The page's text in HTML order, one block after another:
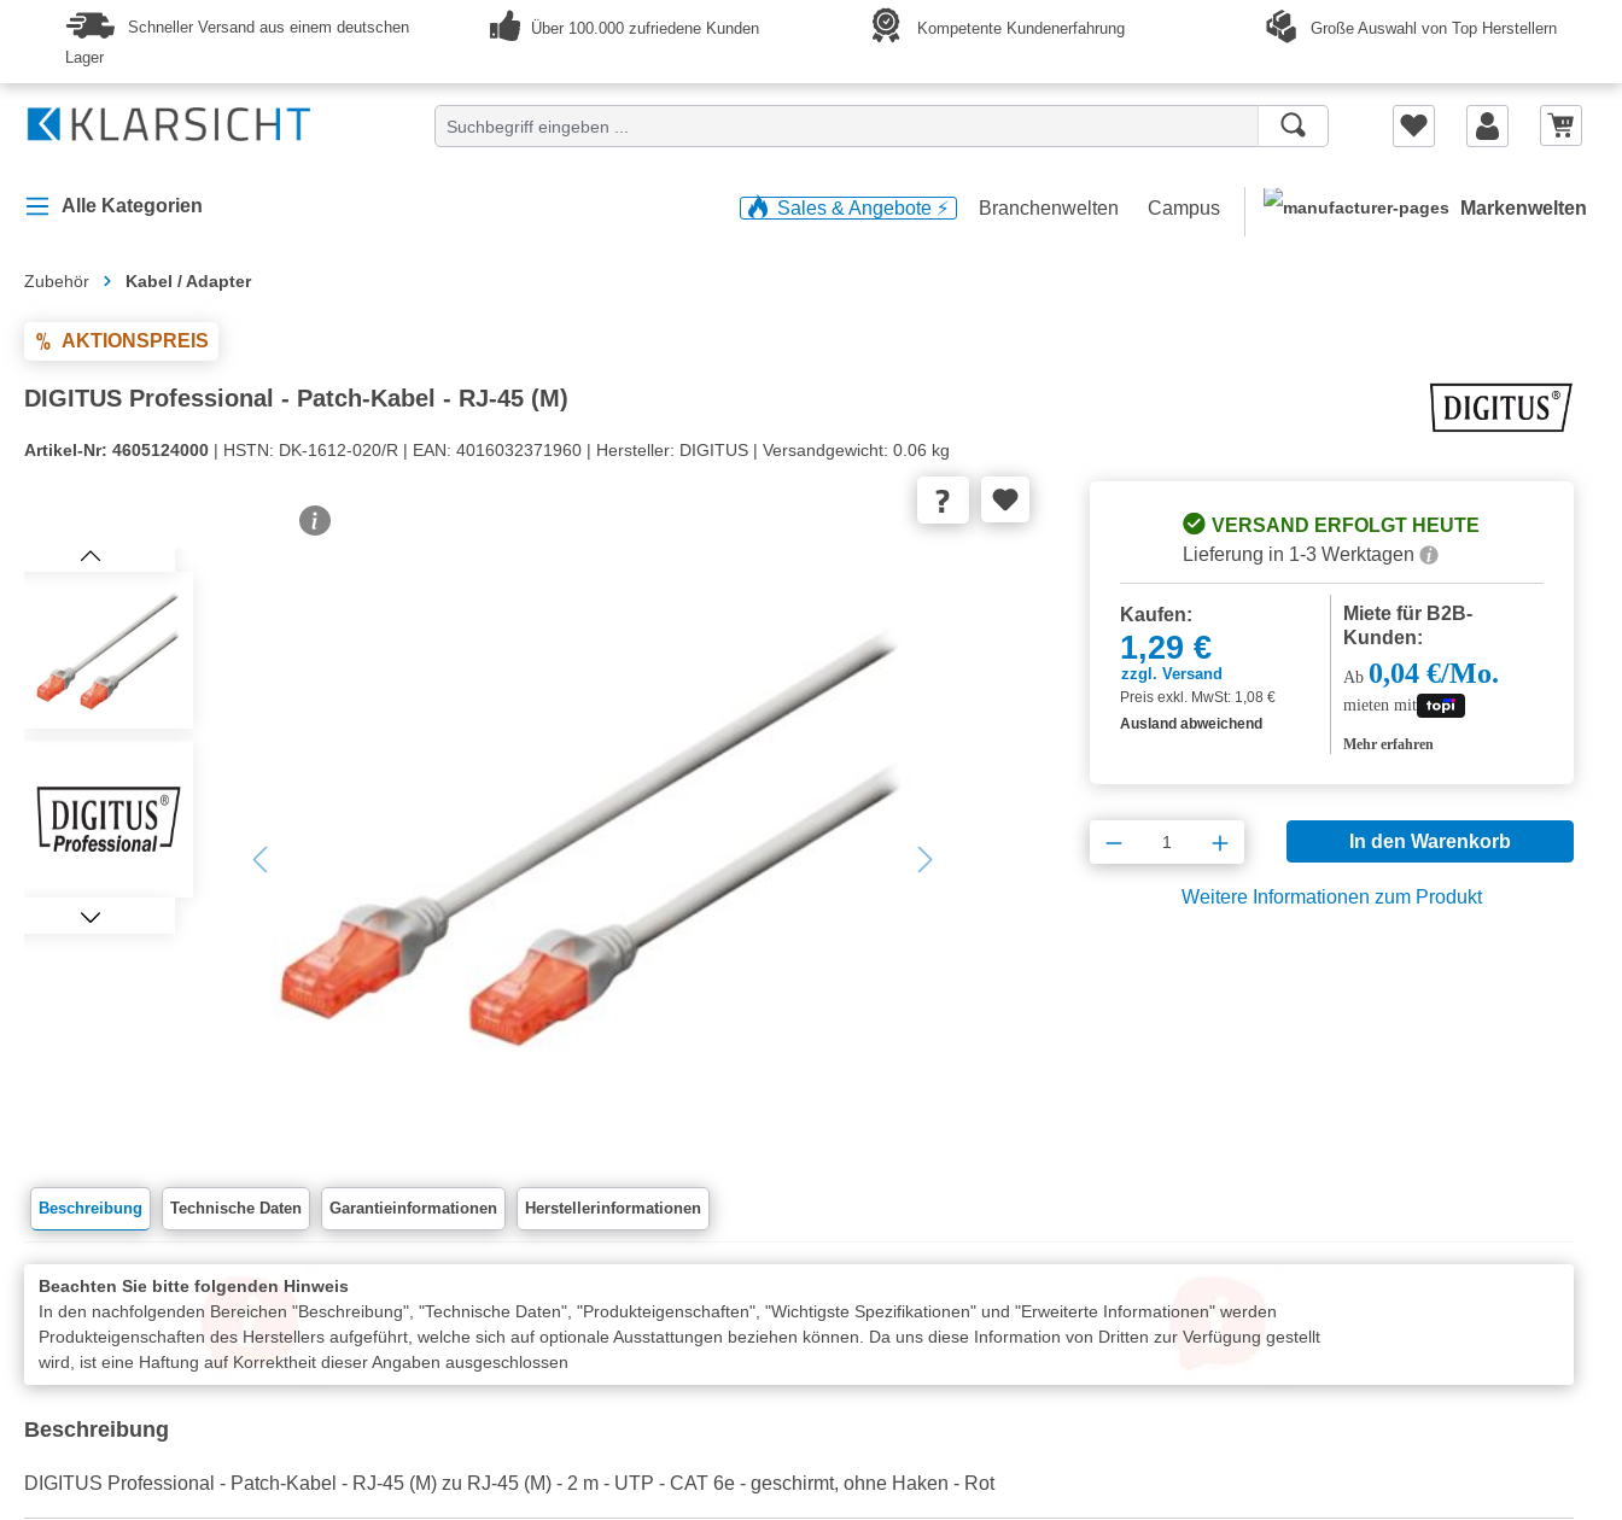
Zur Hauptnavigation springen
Schneller Versand aus einem deutschen
Lager
Über 100.000 zufriedene Kunden Kompetente Kundenerfahrung Große Auswahl von Top Herstellern
Alle Kategorien Sales & Angebote ⚡️ Branchenwelten Campus Markenwelten
Zubehör Kabel / Adapter
AKTIONSPREIS
DIGITUS Professional - Patch-Kabel - RJ-45 (M)
Artikel-Nr: 4605124000 | HSTN: DK-1612-020/R | EAN: 4016032371960 | Hersteller: DIGITUS | Versandgewicht: 0.06 kg
Bildergalerie überspringen
VERSAND ERFOLGT HEUTE
Lieferung in 1-3 Werktagen
Kaufen:
1,29 €
zzgl. Versand
Preis exkl. MwSt: 1,08 €
Ausland abweichend
Miete für B2B-
Kunden:
Ab 0,04 €/Mo.
mieten mit
Mehr erfahren
Produkt Anzahl: Gib den gewünschten
In den Warenkorb
Weitere Informationen zum Produkt
Beschreibung Technische Daten Garantieinformationen Herstellerinformationen
Beachten Sie bitte folgenden Hinweis
In den nachfolgenden Bereichen "Beschreibung", "Technische Daten", "Produkteigenschaften", "Wichtigste Spezifikationen" und "Erweiterte Informationen" werden
Produkteigenschaften des Herstellers aufgeführt, welche sich auf optionale Ausstattungen beziehen können. Da uns diese Information von Dritten zur Verfügung gestellt
wird, ist eine Haftung auf Korrektheit dieser Angaben ausgeschlossen
Beschreibung
DIGITUS Professional - Patch-Kabel - RJ-45 (M) zu RJ-45 (M) - 2 m - UTP - CAT 6e - geschirmt, ohne Haken - Rot